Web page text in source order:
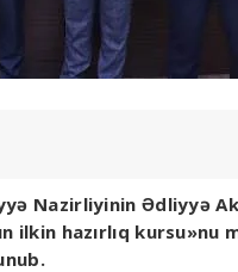
Nazirliyinin Ədliyyə
ilkin hazırlıq kursu»nu